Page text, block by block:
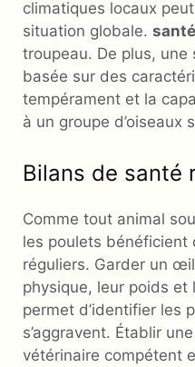
climatiques locaux
situation globale. santé
troupeau. De plus, une
basée sur des
tempérament et la
à un groupe d’oiseaux
Bilans de santé
Comme tout animal
les poulets bénéficient
réguliers. Garder un
physique, leur poids et
permet d’identifier les
s’aggravent. Établir
vétérinaire compétent